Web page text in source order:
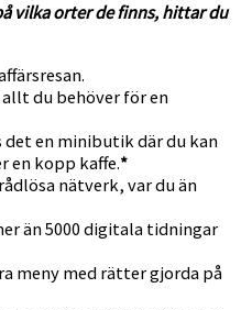
vilka orter de finns, hittar du
allt du behöver för en
det en minibutik där du kan
en kopp kaffe.*
nätverk, var du än
än 5000 digitala tidningar
meny med rätter gjorda på